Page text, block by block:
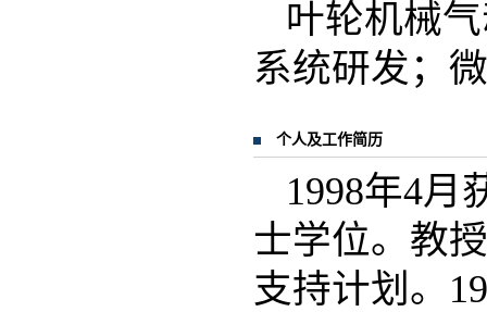
叶轮机械
系统研发；
个人及工作简历
1998年4月
士学位。教
支持计划。